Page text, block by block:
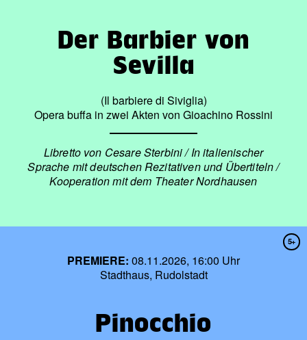
Der Barbier von
Sevilla
(Il barbiere di Siviglia)
Opera buffa in zwei Akten von Gioachino Rossini
Libretto von Cesare Sterbini / In italienischer
Sprache mit deutschen Rezitativen und Übertiteln /
Kooperation mit dem Theater Nordhausen
PREMIERE: 08.11.2026, 16:00 Uhr
Stadthaus, Rudolstadt
Pinocchio
5+